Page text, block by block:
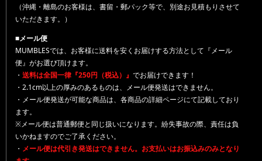
（沖縄・離島のお客様は、書留・郵パック等で、別途お見積もりさせて
いただきます。）
■メール便
MUMBLESでは、お客様に送料を安くお届けする方法として『メール
便』がお選び頂けます。
・ 送料は全国一律『250円（税込）』 でお届けできます！
・2.1cm以上の厚みのあるものは、メール便発送はできません。
・メール便発送が可能な商品は、各商品の詳細ページにて記載しており
ます。
※メール便は普通郵便と同じ扱いになります。紛失事故の際、責任は負
いかねますのでご了承ください。
・ メール便は代引き発送はできません。お支払いはお振込みのみとなり